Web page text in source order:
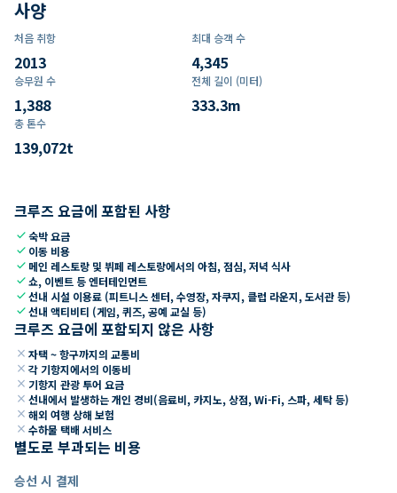
사양
처음 취항
2013
최대 승객 수
4,345
승무원 수
1,388
전체 길이 (미터)
333.3m
총 톤수
139,072t
크루즈 요금에 포함된 사항
check숙박 요금
check 이동 비용
check 메인 레스토랑 및 뷔페 레스토랑에서의 아침, 점심, 저녁 식사
check쇼, 이벤트 등 엔터테인먼트
check선내 시설 이용료 (피트니스 센터, 수영장, 자쿠지, 클럽 라운지, 도서관 등)
check선내 액티비티 (게임, 퀴즈, 공예 교실 등)
크루즈 요금에 포함되지 않은 사항
close 자택 ~ 항구까지의 교통비
close 각 기항지에서의 이동비
close 기항지 관광 투어 요금
close 선내에서 발생하는 개인 경비(음료비, 카지노, 상점, Wi-Fi, 스파, 세탁 등)
close 해외 여행 상해 보험
close 수하물 택배 서비스
별도로 부과되는 비용
승선 시 결제